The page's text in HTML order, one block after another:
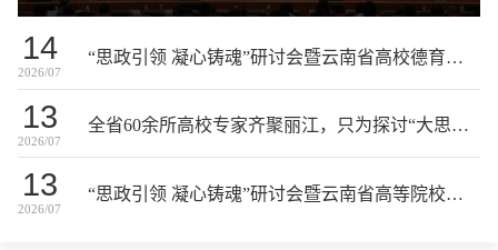
14
2026/07
“思政引领 凝心铸魂”研讨会暨云南省高校德育研究会学术年会在丽举行
13
2026/07
全省60余所高校专家齐聚丽江，只为探讨“大思政”怎么建
13
2026/07
“思政引领 凝心铸魂”研讨会暨云南省高等院校德育研究会2026年学术年会在丽江召开